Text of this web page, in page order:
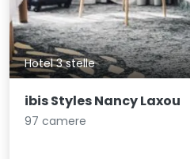
Hotel 3 stelle
ibis Styles Nancy Laxou
97 camere